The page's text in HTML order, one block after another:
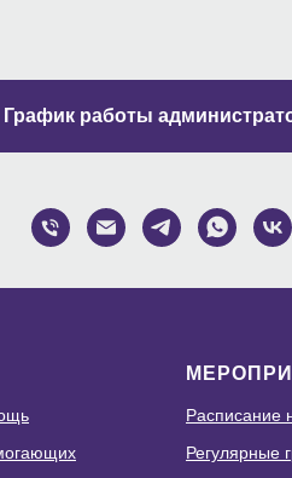
График работы
Расписание
Регулярные